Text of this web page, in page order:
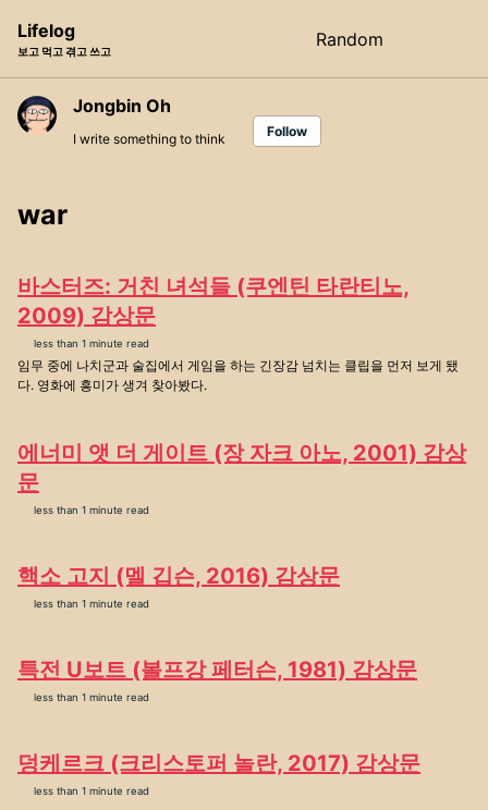
navigation
Lifelog
보고 먹고 겪고 쓰고
Random
Jongbin Oh
I write something to think Follow
war
바스터즈: 거친 녀석들 (쿠엔틴 타란티노,
2009) 감상문
less than 1 minute read
임무 중에 나치군과 술집에서 게임을 하는 긴장감 넘치는 클립을 먼저 보게 됐
다. 영화에 흥미가 생겨 찾아봤다.
에너미 앳 더 게이트 (장 자크 아노, 2001) 감상
문
less than 1 minute read
핵소 고지 (멜 깁슨, 2016) 감상문
less than 1 minute read
특전 U보트 (볼프강 페터슨, 1981) 감상문
less than 1 minute read
덩케르크 (크리스토퍼 놀란, 2017) 감상문
less than 1 minute read